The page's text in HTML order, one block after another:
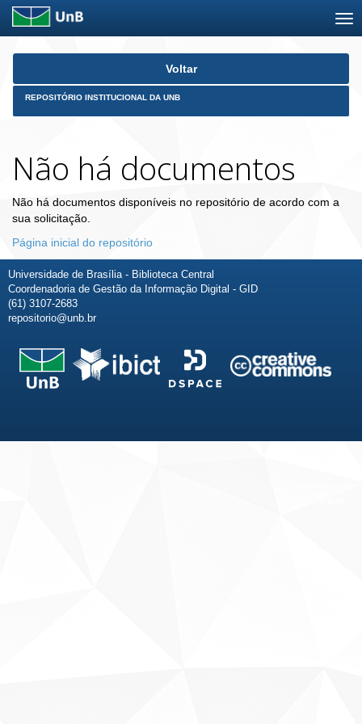
Skip
Voltar
REPOSITÓRIO INSTITUCIONAL DA UNB
Não há documentos
Não há documentos disponíveis no repositório de acordo com a
sua solicitação.
Página inicial do repositório
Universidade de Brasília - Biblioteca Central
Coordenadoria de Gestão da Informação Digital - GID
(61) 3107-2683
repositorio@unb.br